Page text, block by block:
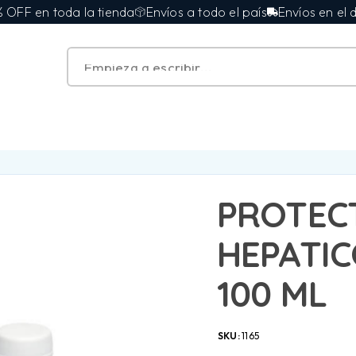
en toda la tienda Envíos a todo el país Envíos en el día
100 ML
SKU:1165